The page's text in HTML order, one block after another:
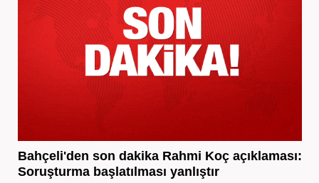
Bahçeli'den son dakika Rahmi Koç açıklaması:
Soruşturma başlatılması yanlıştır